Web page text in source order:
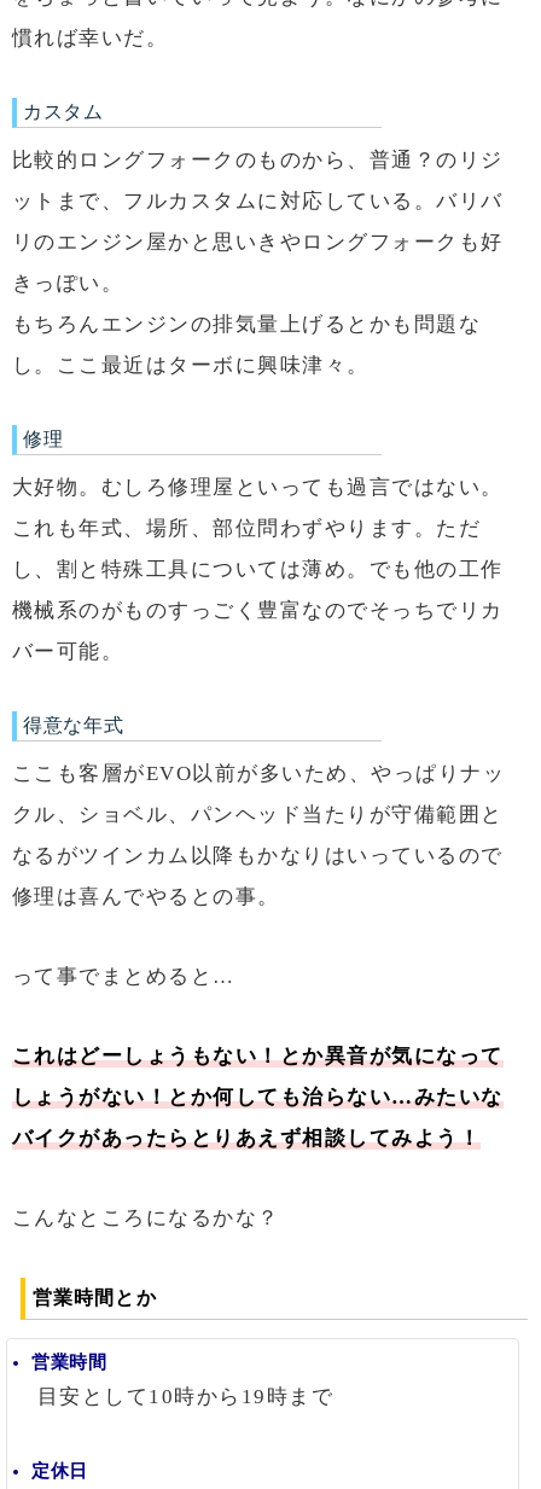
慣れば幸いだ。
カスタム
比較的ロングフォークのものから、普通？のリジ
ットまで、フルカスタムに対応している。バリバ
リのエンジン屋かと思いきやロングフォークも好
きっぽい。
もちろんエンジンの排気量上げるとかも問題な
し。ここ最近はターボに興味津々。
修理
大好物。むしろ修理屋といっても過言ではない。
これも年式、場所、部位問わずやります。ただ
し、割と特殊工具については薄め。でも他の工作
機械系のがものすっごく豊富なのでそっちでリカ
バー可能。
得意な年式
ここも客層がEVO以前が多いため、やっぱりナッ
クル、ショベル、パンヘッド当たりが守備範囲と
なるがツインカム以降もかなりはいっているので
修理は喜んでやるとの事。
って事でまとめると…
これはどーしょうもない！とか異音が気になって
しょうがない！とか何しても治らない…みたいな
バイクがあったらとりあえず相談してみよう！
こんなところになるかな？
営業時間とか
営業時間
目安として10時から19時まで
定休日